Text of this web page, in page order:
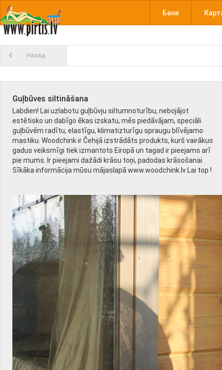
Бани
Назад
Guļbūves siltināšana
Labdien! Lai uzlabotu guļbūvju siltumnoturību, nebojājot
estētisko un dabīgo ēkas izskatu, mēs piedāvājam, speciāli
guļbūvēm radītu, elastīgu, klimatizturīgu spraugu blīvējamo
mastiku. Woodchink ir Čehijā izstrādāts produkts, kurš vairākus
gadus veiksmīgi tiek izmantots Eiropā un tagad ir pieejams arī
pie mums. Ir pieejami dažādi krāsu toņi, padodas krāsošanai.
Sīkāka informācija mūsu mājaslapā www.woodchink.lv Lai top !